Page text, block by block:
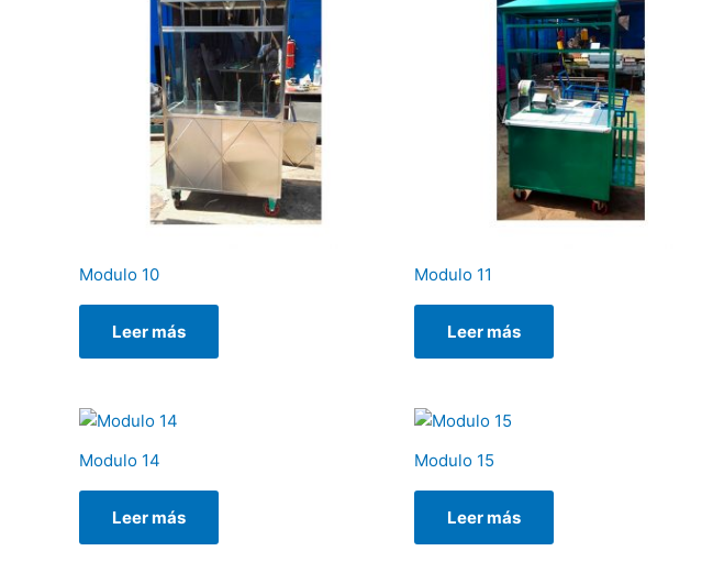
Modulo 10
Leer más
Modulo 11
Leer más
Modulo 14
Leer más
Modulo 15
Leer más